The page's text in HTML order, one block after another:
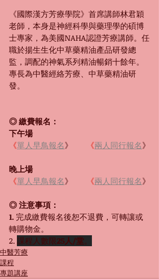
《國際漢方芳療學院》首席講師林君穎
老師，本身是神經科學與藥理學的碩博
士專家，為美國NAHA認證芳療講師。任
職於揚生生化中草藥精油產品研發總
監，調配的神氣系列精油暢銷十餘年。
專長為中醫經絡芳療、中草藥精油研
發。
◎ 繳費報名：
下午場
《單人早鳥報名》 《兩人同行報名》
晚上場
《單人早鳥報名》 《兩人同行報名》
◎ 注意事項：
1. 完成繳費報名後恕不退費，可轉讓或
轉購物金。
2. 課程人數限25人/堂
中醫芳療
課程
專題講座